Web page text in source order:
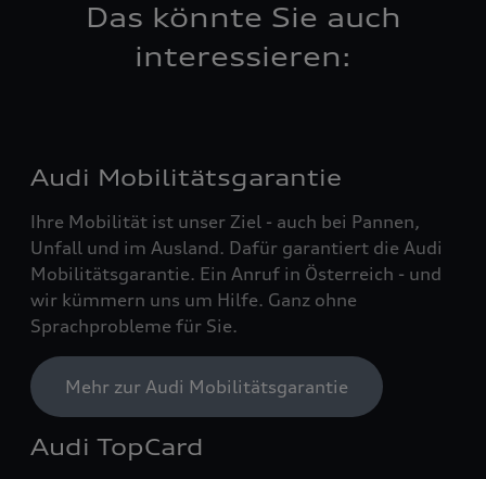
Das könnte Sie auch
interessieren:
Audi Mobilitätsgarantie
Ihre Mobilität ist unser Ziel - auch bei Pannen,
Unfall und im Ausland. Dafür garantiert die Audi
Mobilitätsgarantie. Ein Anruf in Österreich - und
wir kümmern uns um Hilfe. Ganz ohne
Sprachprobleme für Sie.
Mehr zur Audi Mobilitätsgarantie
Audi TopCard